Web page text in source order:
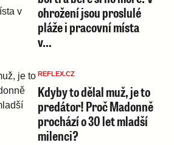
ohrožení jsou proslulé
pláže i pracovní místa
v…
REFLEX.CZ
Kdyby to dělal muž, je to
predátor! Proč Madonně
prochází o 30 let mladší
milenci?